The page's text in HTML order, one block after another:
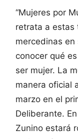
“Mujeres por
retrata a estas
mercedinas en
conocer qué
ser mujer. La
manera oficial
marzo en el
Deliberante.
Zunino estará